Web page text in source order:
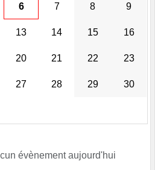
6 7 8 9
13 14 15 16
20 21 22 23
27 28 29 30
évènement aujourd'hui